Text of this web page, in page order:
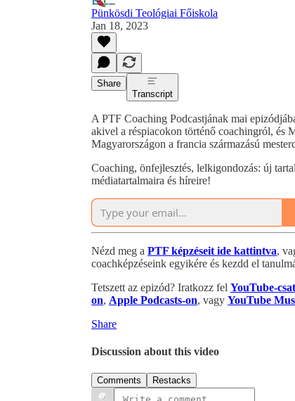
Pünkösdi Teológiai Főiskola
Jan 18, 2023
Share
Transcript
A PTF Coaching Podcastjának mai
akivel a réspiacokon történő coachingról, és
Magyarországon a francia származású
Coaching, önfejlesztés, lelkigondozás: új
médiatartalmaira és híreire!
Nézd meg a PTF képzéseit ide kattintva,
coachképzéseink egyikére és kezdd el
Tetszett az epizód? Iratkozz fel YouTube-
on, Apple Podcasts-on, vagy YouTube
Share
Discussion about this video
Comments Restacks